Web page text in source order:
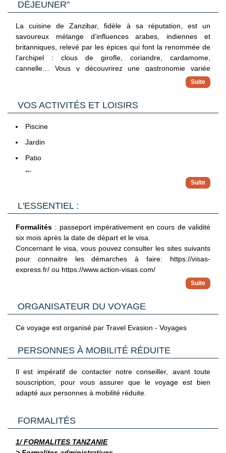
DÉJEUNER"
La cuisine de Zanzibar, fidèle à sa réputation, est un
savoureux mélange d’influences arabes, indiennes et
britanniques, relevé par les épices qui font la renommée de
l’archipel : clous de girofle, coriandre, cardamome,
cannelle… Vous y découvrirez une gastronomie variée
comprenant fruits de mer, viandes, poissons, salades et
plats locaux typiques que nous vous invitons à goûter.
accès au restaurant principal de l’hôtel.
suivantes :
-
Demi-pension
restaurant principal de l’hôtel.
: petit-déjeuner, déjeuner et dîner, ainsi
par jour, un verre de vin par jour et deux verres d’alcools
locaux.
VOS ACTIVITÉS ET LOISIRS
Piscine
Jardin
Patio
Plage
Plongée sous-marine
L'ESSENTIEL :
Formalités : passeport impérativement en cours de validité
six mois après la date de départ et le visa.
Concernant le visa, vous pouvez consulter les sites suivants
pour connaitre les démarches à faire: https://visas-
express.fr/ ou https://www.action-visas.com/
Dès le 1er octobre 2024, les visiteurs de Zanzibar, en
Tanzanie, devront être titulaires d’une assurance voyage
électronique (e-Visa) d’entrée en Tanzanie, une assurance
sur l’île de Zanzibar.
auprès de la Zanzibar Insurance Corporation (ZIC) via le lien
ci-après :visitzanzibar.go.tz.
Après votre réservation, veuillez envoyer la copie de vos
Langues: anglais, swahili (langue officielle)
Monnaie: le dollar
Climat : chaud et froid dans les hauteurs
Santé : vaccin fortement conseillé contre la fièvre jaune. Etre
conseillés les vaccins contre la fièvre typhoïde, hépatites A
ORGANISATEUR DU VOYAGE
Ce voyage est organisé par Travel Evasion - Voyages
PERSONNES À MOBILITÉ RÉDUITE
Il est impératif de contacter notre conseiller, avant toute
souscription, pour vous assurer que le voyage est bien
adapté aux personnes à mobilité réduite.
FORMALITÉS
1/ FORMALITES TANZANIE